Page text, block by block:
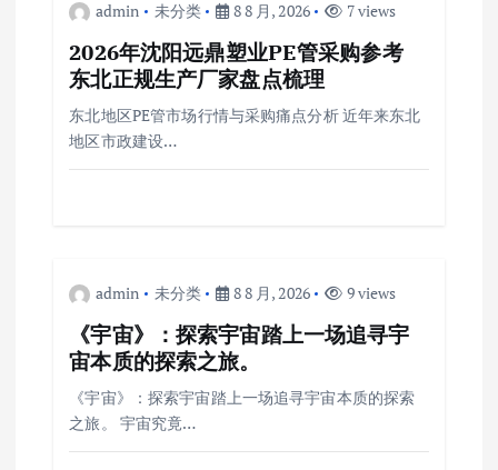
admin 未分类 8 8 月, 2026 7 views
2026年沈阳远鼎塑业PE管采购参考
东北正规生产厂家盘点梳理
东北地区PE管市场行情与采购痛点分析 近年来东北
地区市政建设…
admin 未分类 8 8 月, 2026 9 views
《宇宙》：探索宇宙踏上一场追寻宇
宙本质的探索之旅。
《宇宙》：探索宇宙踏上一场追寻宇宙本质的探索
之旅。 宇宙究竟…